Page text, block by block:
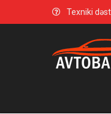
Texniki